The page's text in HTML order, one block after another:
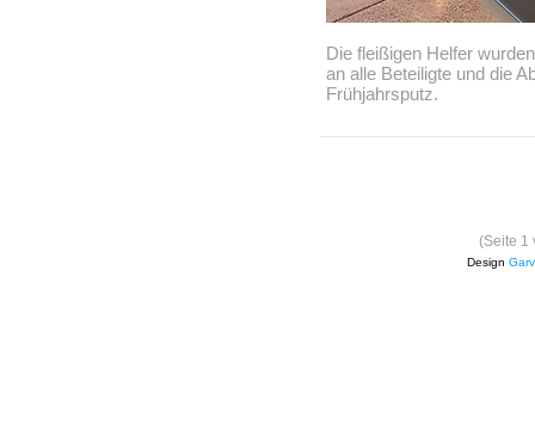
Die fleißigen Helfer
an alle Beteiligte und die
Frühjahrsputz.
(Seite 1
Design